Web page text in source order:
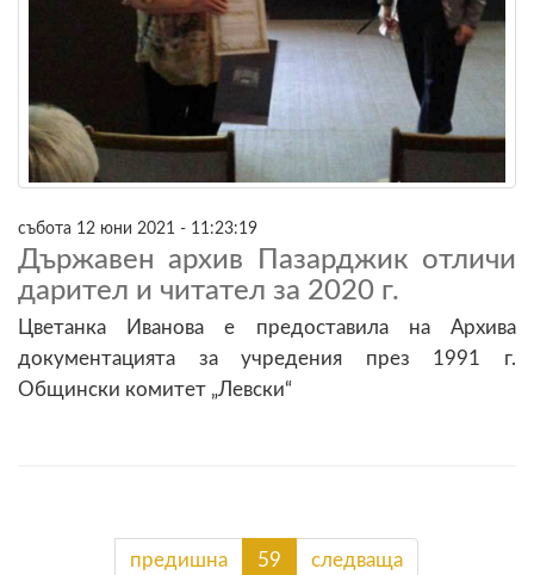
събота 12 юни 2021 - 11:23:19
Държавен архив Пазарджик отличи
дарител и читател за 2020 г.
Цветанка Иванова е предоставила на Архива
документацията за учредения през 1991 г.
Общински комитет „Левски“
предишна 59 следваща